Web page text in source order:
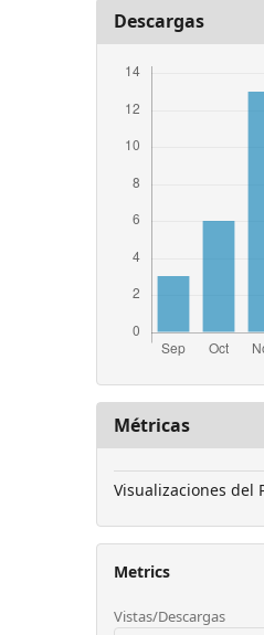
Descargas
Métricas
Visualizaciones del
Metrics
Vistas/Descargas